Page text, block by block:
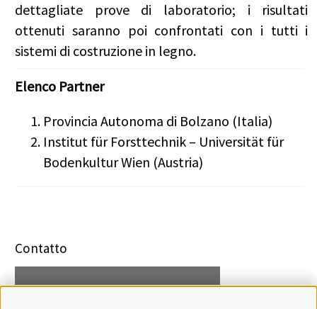
dettagliate prove di laboratorio; i risultati
ottenuti saranno poi confrontati con i tutti i
sistemi di costruzione in legno.
Elenco Partner
Provincia Autonoma di Bolzano (Italia)
Institut für Forsttechnik – Universität für
Bodenkultur Wien (Austria)
Contatto